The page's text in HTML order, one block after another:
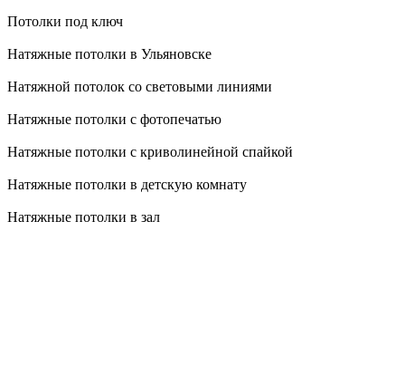
Потолки под ключ
Натяжные потолки в Ульяновске
Натяжной потолок со световыми линиями
Натяжные потолки с фотопечатью
Натяжные потолки с криволинейной спайкой
Натяжные потолки в детскую комнату
Натяжные потолки в зал